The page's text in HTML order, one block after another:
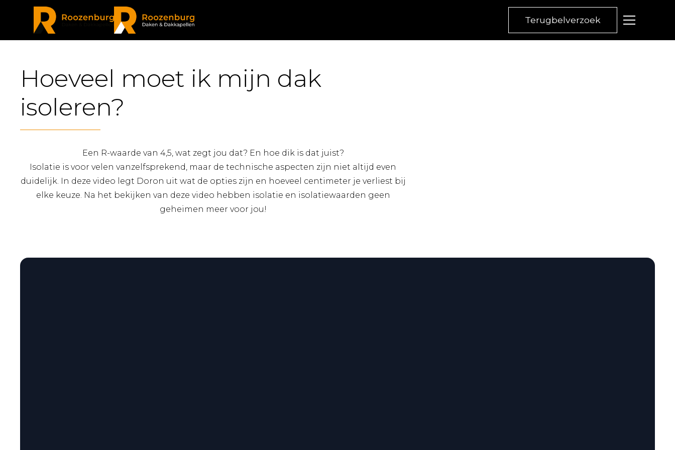
Terugbelverzoek
Hoeveel moet ik mijn dak
isoleren?
Een R-waarde van 4,5, wat zegt jou dat? En hoe dik is dat juist?
Isolatie is voor velen vanzelfsprekend, maar de technische aspecten zijn niet altijd even
duidelijk. In deze video legt Doron uit wat de opties zijn en hoeveel centimeter je verliest bij
elke keuze. Na het bekijken van deze video hebben isolatie en isolatiewaarden geen
geheimen meer voor jou!